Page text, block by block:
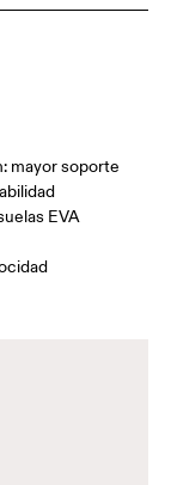
mayor soporte
EVA